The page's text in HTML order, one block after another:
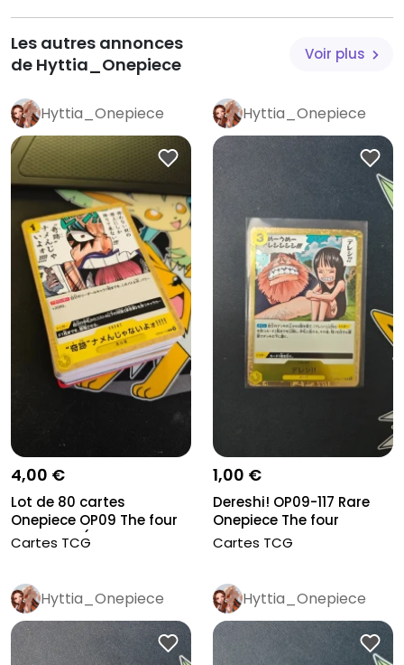
Les autres annonces
de Hyttia_Onepiece
Voir plus
Hyttia_Onepiece
4,00 €
Lot de 80 cartes
Onepiece OP09 The four
emperors (...
Cartes TCG
Hyttia_Onepiece
1,00 €
Dereshi! OP09-117 Rare
Onepiece The four
emperors...
Cartes TCG
Hyttia_Onepiece Hyttia_Onepiece